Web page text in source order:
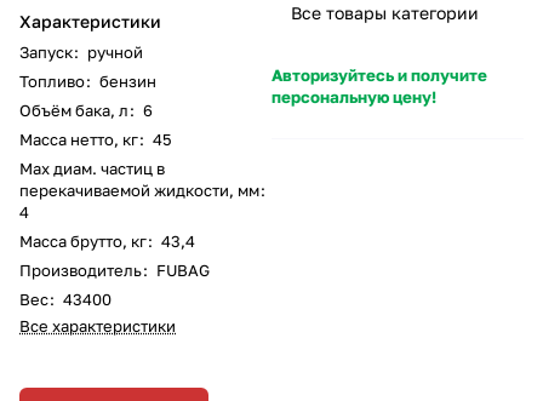
Характеристики
Запуск: ручной
Топливо: бензин
Объём бака, л: 6
Масса нетто, кг: 45
Max диам. частиц в
перекачиваемой жидкости, мм:
4
Масса брутто, кг: 43,4
Производитель: FUBAG
Вес: 43400
Все характеристики
Все товары категории
Авторизуйтесь и получите
персональную цену!